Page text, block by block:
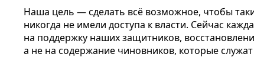
Наша цель — сделать всё возможное, чтобы
никогда не имели доступа к власти. Сейчас
на поддержку наших защитников,
а не на содержание чиновников, которые